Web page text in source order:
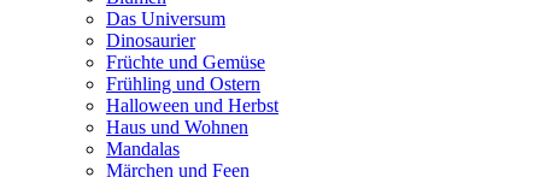
Früchte und Gemüse
Frühling und Ostern
Halloween und Herbst
Haus und Wohnen
Das Universum
Dinosaurier
Früchte und Gemüse
Frühling und Ostern
Halloween und Herbst
Haus und Wohnen
Mandalas
Märchen und Feen